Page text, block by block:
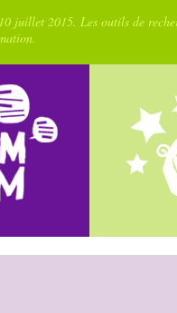
juillet 2015. Les outils de